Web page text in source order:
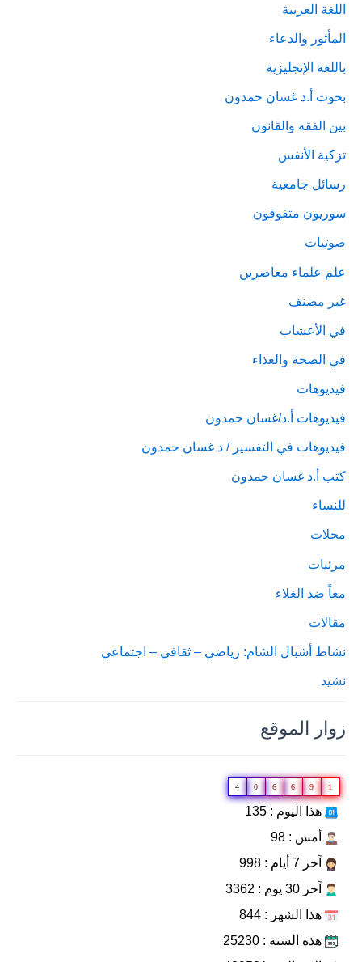
اللغة العربية
المأثور والدعاء
باللغة الإنجليزية
بحوث أ.د غسان حمدون
بين الفقه والقانون
تزكية الأنفس
رسائل جامعية
سوريون متفوقون
صوتيات
علم علماء معاصرين
غير مصنف
في الأعشاب
في الصحة والغذاء
فيديوهات
فيديوهات أ.د/غسان حمدون
فيديوهات في التفسير / د غسان حمدون
كتب أ.د غسان حمدون
للنساء
مجلات
مرئيات
معاً ضد الغلاء
مقالات
نشاط أشبال الشام: رياضي – ثقافي – اجتماعي
نشيد
زوار الموقع
4 0 6 6 9 1
هذا اليوم : 135
أمس : 98
آخر 7 أيام : 998
آخر 30 يوم : 3362
هذا الشهر : 844
هذه السنة : 25230